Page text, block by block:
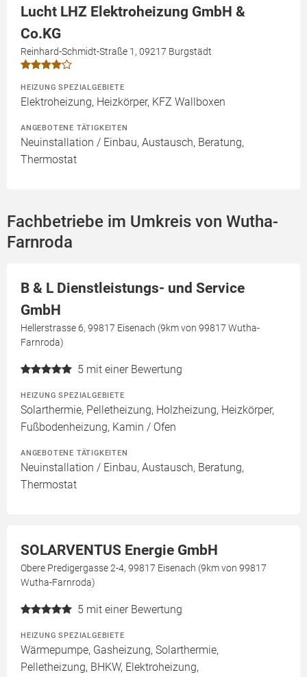
Lucht LHZ Elektroheizung GmbH &
Co.KG
Reinhard-Schmidt-Straße 1, 09217 Burgstädt
HEIZUNG SPEZIALGEBIETE
Elektroheizung, Heizkörper, KFZ Wallboxen
ANGEBOTENE TÄTIGKEITEN
Neuinstallation / Einbau, Austausch, Beratung,
Thermostat
Fachbetriebe im Umkreis von Wutha-
Farnroda
B & L Dienstleistungs- und Service
GmbH
Hellerstrasse 6, 99817 Eisenach (9km von 99817 Wutha-
Farnroda)
5 mit einer Bewertung
HEIZUNG SPEZIALGEBIETE
Solarthermie, Pelletheizung, Holzheizung, Heizkörper,
Fußbodenheizung, Kamin / Ofen
ANGEBOTENE TÄTIGKEITEN
Neuinstallation / Einbau, Austausch, Beratung,
Thermostat
SOLARVENTUS Energie GmbH
Obere Predigergasse 2-4, 99817 Eisenach (9km von 99817
Wutha-Farnroda)
5 mit einer Bewertung
HEIZUNG SPEZIALGEBIETE
Wärmepumpe, Gasheizung, Solarthermie,
Pelletheizung, BHKW, Elektroheizung,